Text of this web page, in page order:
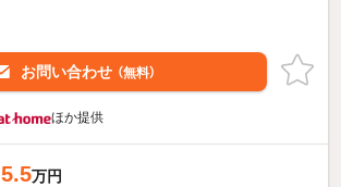
お問い合わせ （無料）
ほか提供
5.5万円